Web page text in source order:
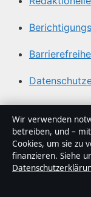
Über Tageslage in
Tageslage ist ein
Technik und
Wir verwenden
betreiben, und –
Cookies, um sie zu
finanzieren. Siehe